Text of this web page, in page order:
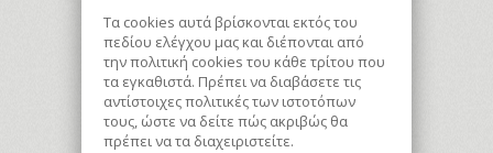
Τα cookies αυτά βρίσκονται εκτός του
πεδίου ελέγχου μας και διέπονται από
την πολιτική cookies του κάθε τρίτου που
τα εγκαθιστά. Πρέπει να διαβάσετε τις
αντίστοιχες πολιτικές των ιστοτόπων
τους, ώστε να δείτε πώς ακριβώς θα
πρέπει να τα διαχειριστείτε.